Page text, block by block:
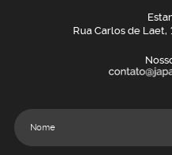
Rua Carlos de Laet,